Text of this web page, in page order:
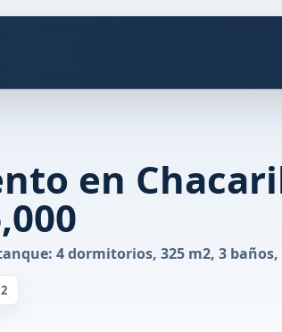
en
4 dormitorios, 325 m2, 3 baños,